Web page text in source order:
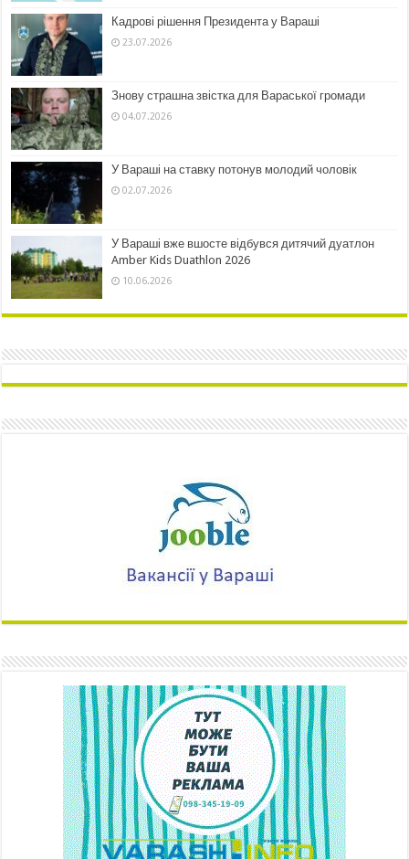
Кадрові рішення Президента у Вараші
23.07.2026
Знову страшна звістка для Вараської громади
04.07.2026
У Вараші на ставку потонув молодий чоловік
02.07.2026
У Вараші вже вшосте відбувся дитячий дуатлон
Amber Kids Duathlon 2026
10.06.2026